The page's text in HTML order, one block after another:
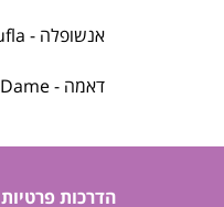
אנשופלה - Enchufla
דאמה - Dame
הדרכות פרטיות